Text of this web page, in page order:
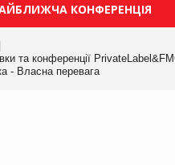
КОНФЕРЕНЦІЯ
та конференції
- Власна перевага